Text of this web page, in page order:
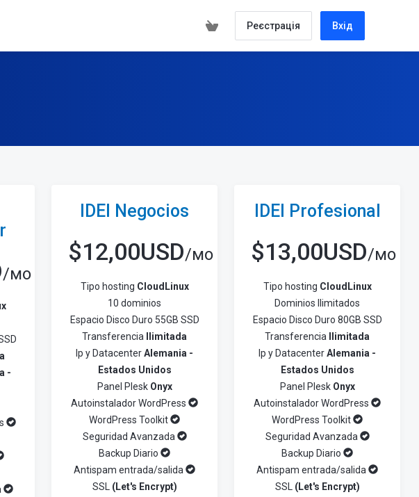
Реєстрація Вхід
/мо
-
IDEI Negocios
$12,00USD/мо
Tipo hosting CloudLinux
10 dominios
Espacio Disco Duro 55GB SSD
Transferencia
Ilimitada
Ip y DatacenterAlemania -
Estados Unidos
Panel Plesk Onyx
Autoinstalador WordPress
WordPress Toolkit
Seguridad Avanzada
Backup Diario
Antispam entrada/salida
SSL (Let's Encrypt)
IDEI Profesional
$13,00USD/мо
Tipo hosting CloudLinux
Dominios Ilimitados
Espacio Disco Duro 80GB SSD
Transferencia
Ilimitada
Ip y DatacenterAlemania -
Estados Unidos
Panel Plesk Onyx
Autoinstalador WordPress
WordPress Toolkit
Seguridad Avanzada
Backup Diario
Antispam entrada/salida
SSL (Let's Encrypt)